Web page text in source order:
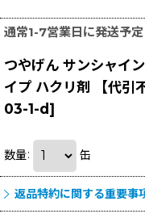
通常1-7営業日に発送予定
つやげん サンシャイ
イプ ハクリ剤 【代引
03-1-d]
数量: 缶
返品特約に関する重要事